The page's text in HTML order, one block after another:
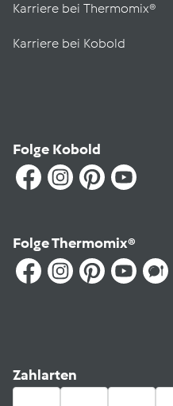
Karriere bei Thermomix®
Karriere bei Kobold
Folge Kobold
Folge Thermomix®
Zahlarten